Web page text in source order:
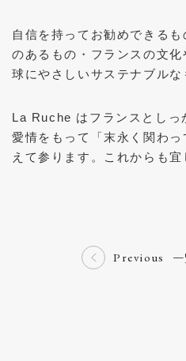
自信を持ってお勧めできる
のあるもの・フランスの文
球にやさしいサステナブルな
La Ruche はフランスとしっ
愛情をもって「末永く関わ
えて参ります。これからも宜
Previous